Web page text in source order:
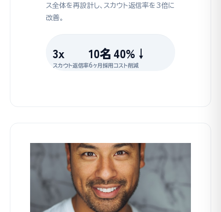
ス全体を再設計し、スカウト返信率を3倍に
改善。
3x
スカウト返信率
10名
6ヶ月採用
40%↓
コスト削減